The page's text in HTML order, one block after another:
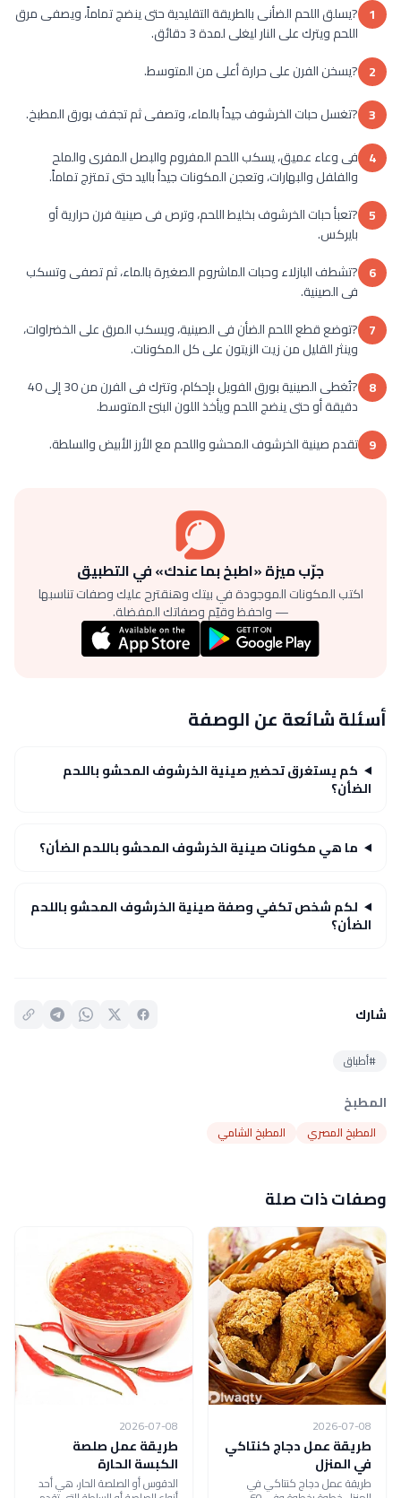
1 ?يسلق اللحم الضأنى بالطريقة التقليدية حتى ينضج تماماً، ويصفى مرق
اللحم ويترك على النار ليغلى لمدة 3 دقائق.
2 ?يسخن الفرن على حرارة أعلى من المتوسط.
3 ?تغسل حبات الخرشوف جيداً بالماء، وتصفى ثم تجفف بورق المطبخ.
4 فى وعاء عميق، يسكب اللحم المفروم والبصل المفرى والملح
والفلفل والبهارات، وتعجن المكونات جيداً باليد حتى تمتزج تماماً.
5 ?تعبأ حبات الخرشوف بخليط اللحم، وترص فى صينية فرن حرارية أو
بايركس.
6 ?تشطف البازلاء وحبات الماشروم الصغيرة بالماء، ثم تصفى وتسكب
فى الصينية.
7 ?توضع قطع اللحم الضأن فى الصينية، ويسكب المرق على الخضراوات،
وينثر القليل من زيت الزيتون على كل المكونات.
8
?تُغطى الصينية بورق الفويل بإحكام، وتترك فى الفرن من 30 إلى 40
دقيقة أو حتى ينضج اللحم ويأخذ اللون البنىّ المتوسط.
9 تقدم صينية الخرشوف المحشو واللحم مع الأرز الأبيض والسلطة.
جرّب ميزة «اطبخ بما عندك» في التطبيق
اكتب المكونات الموجودة في بيتك وهنقترح عليك وصفات تناسبها
— واحفظ وقيّم وصفاتك المفضلة.
أسئلة شائعة عن الوصفة
كم يستغرق تحضير صينية الخرشوف المحشو باللحم
الضأن؟
ما هي مكونات صينية الخرشوف المحشو باللحم الضأن؟
لكم شخص تكفي وصفة صينية الخرشوف المحشو باللحم
الضأن؟
شارك
#أطباق
المطبخ
المطبخ المصري المطبخ الشامي
وصفات ذات صلة
2026-07-08
طريقة عمل دجاج كنتاكي
في المنزل
طريقة عمل دجاج كنتاكي في
2026-07-08
طريقة عمل صلصة
الكبسة الحارة
الدقوس أو الصلصة الحار، هي أحد